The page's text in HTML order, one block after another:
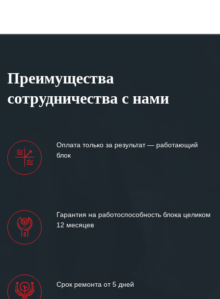
Преимущества
сотрудничества с нами
Оплата только за результат — работающий
блок
Гарантия на работоспособность блока целиком
12 месяцев
Срок ремонта от 5 дней